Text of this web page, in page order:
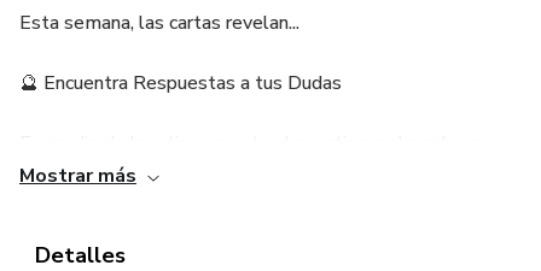
Esta semana, las cartas revelan...
🔮 Encuentra Respuestas a tus Dudas
estamos tomando. Nuestro equipo de expertos tarotistas
Mostrar más
Detalles